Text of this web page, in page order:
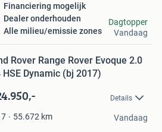
Financiering mogelijk
Dealer onderhouden
Alle milieu/emissie zones
Dagtopper
Vandaag
Rover Range Rover Evoque 2.0
HSE Dynamic (bj 2017)
Details
55.672 km Vandaag